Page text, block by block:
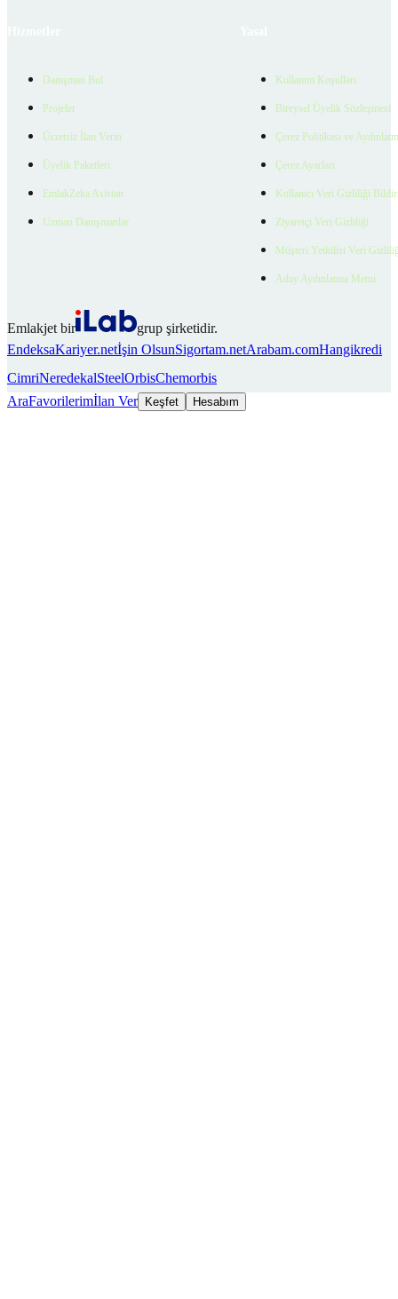
Danışman Bul
Projeler
Ücretsiz İlan Verin
Üyelik Paketleri
EmlakZeka Asistan
Uzman Danışmanlar
Kullanım Koşulları
Bireysel Üyelik Sözleşmesi
Çerez Politikası ve
Çerez Ayarları
Kullanıcı Veri Gizliliği
Ziyaretçi Veri Gizliliği
Müşteri Yetkilisi Veri
Aday Aydınlatma Metni
Emlakjet bir
grup şirketidir.
EndeksaKariyer.netİşin OlsunSigortam.netArabam.comHangikredi
CimriNeredekalSteelOrbisChemorbis
AraFavorilerimİlan Ver Keşfet Hesabım